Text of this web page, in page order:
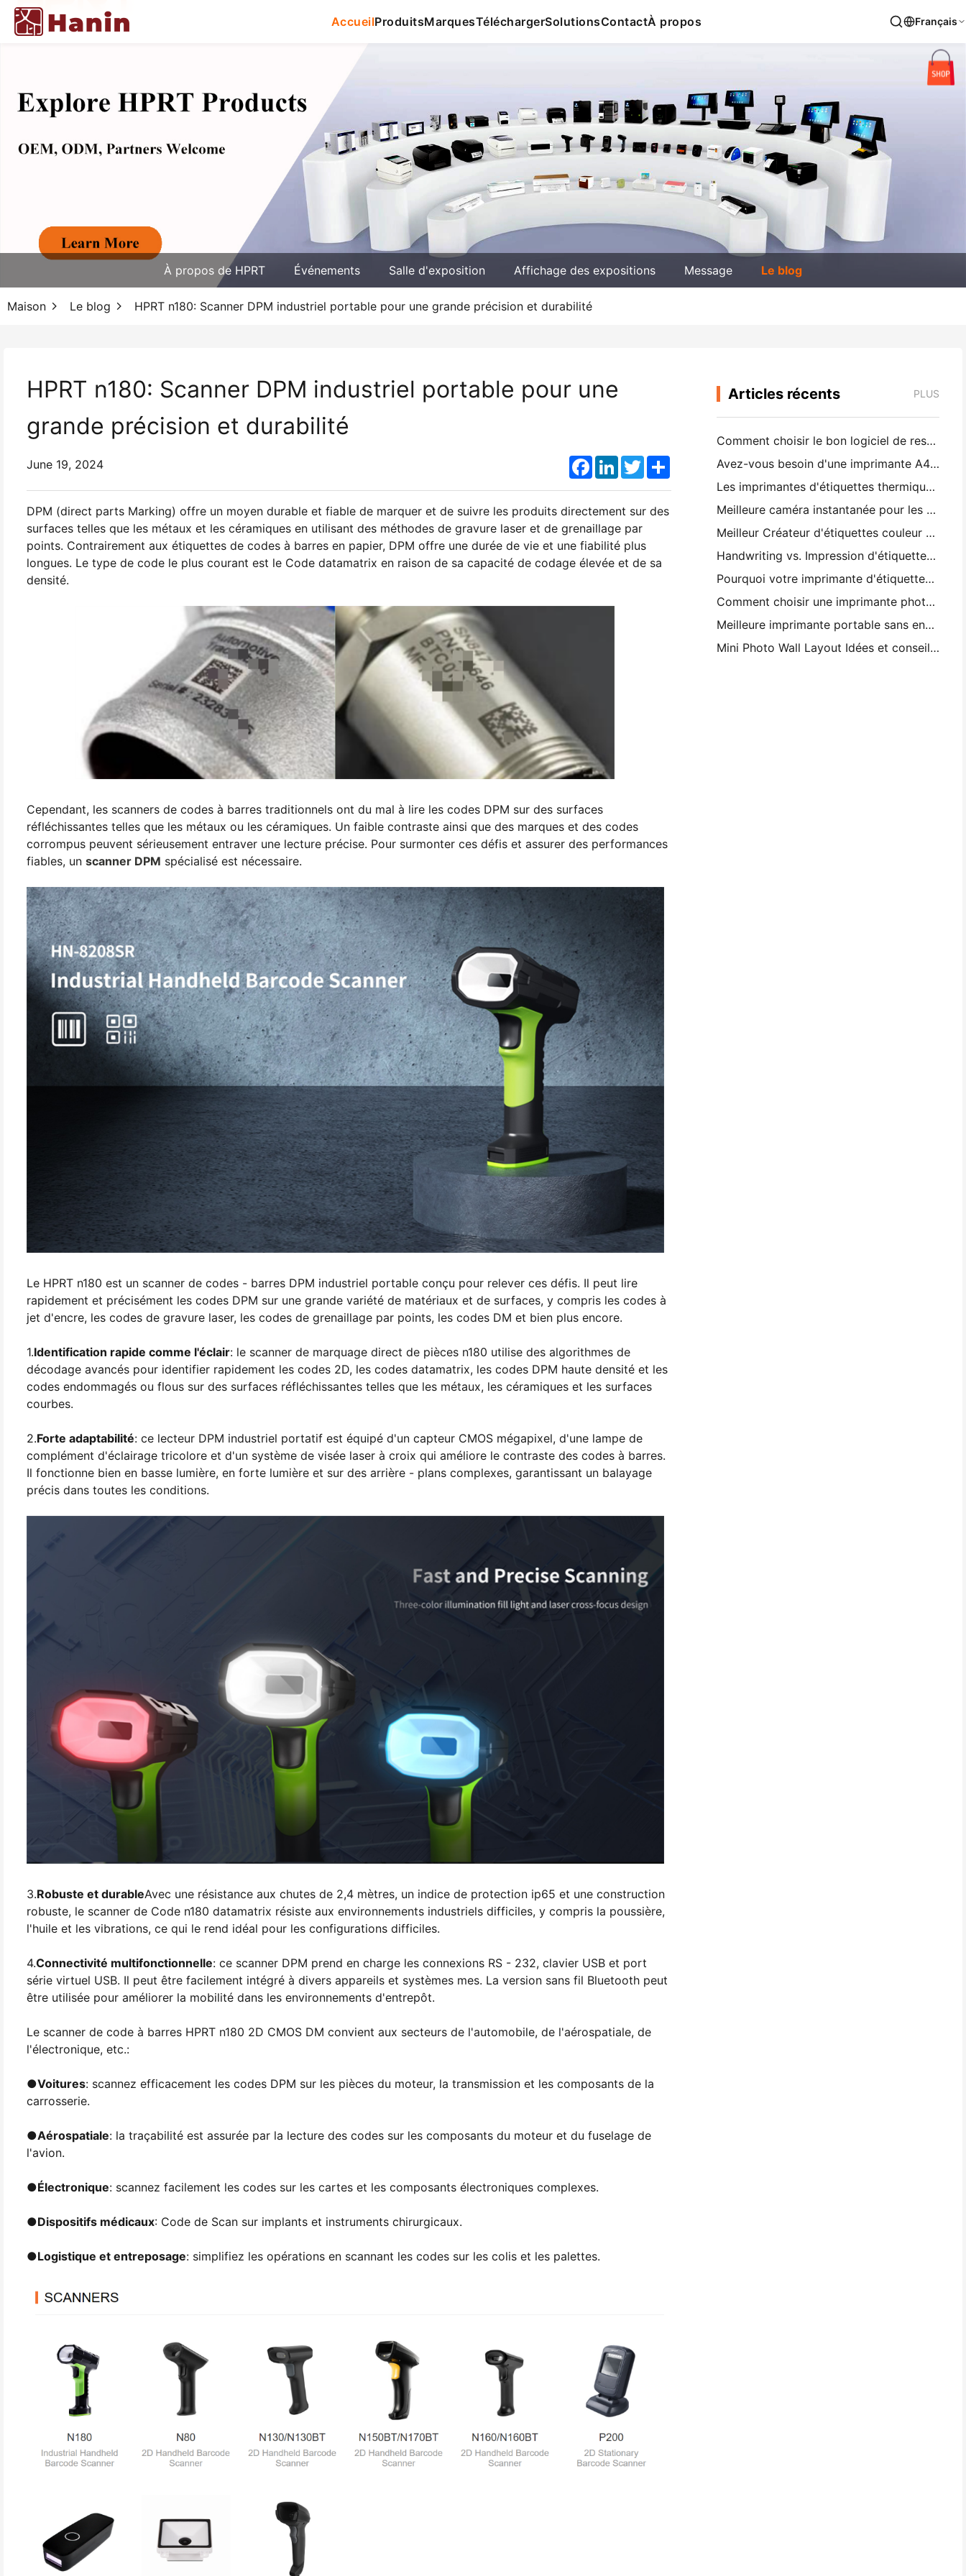
AccueilProduitsMarquesTéléchargerSolutionsContactÀ propos Français
À propos de HPRT Événements Salle d'exposition Affichage des expositions Message Le blog
Maison Le blog HPRT n180: Scanner DPM industriel portable pour une grande précision et durabilité
HPRT n180: Scanner DPM industriel portable pour une
grande précision et durabilité
June 19, 2024 Facebook
LinkedInTwitterShare
DPM (direct parts Marking) offre un moyen durable et fiable de marquer et de suivre les produits directement sur des
surfaces telles que les métaux et les céramiques en utilisant des méthodes de gravure laser et de grenaillage par
points. Contrairement aux étiquettes de codes à barres en papier, DPM offre une durée de vie et une fiabilité plus
longues. Le type de code le plus courant est le Code datamatrix en raison de sa capacité de codage élevée et de sa
densité.
Cependant, les scanners de codes à barres traditionnels ont du mal à lire les codes DPM sur des surfaces
réfléchissantes telles que les métaux ou les céramiques. Un faible contraste ainsi que des marques et des codes
corrompus peuvent sérieusement entraver une lecture précise. Pour surmonter ces défis et assurer des performances
fiables, un scanner DPM spécialisé est nécessaire.
Le HPRT n180 est un scanner de codes - barres DPM industriel portable conçu pour relever ces défis. Il peut lire
rapidement et précisément les codes DPM sur une grande variété de matériaux et de surfaces, y compris les codes à
jet d'encre, les codes de gravure laser, les codes de grenaillage par points, les codes DM et bien plus encore.
1.Identification rapide comme l'éclair: le scanner de marquage direct de pièces n180 utilise des algorithmes de
décodage avancés pour identifier rapidement les codes 2D, les codes datamatrix, les codes DPM haute densité et les
codes endommagés ou flous sur des surfaces réfléchissantes telles que les métaux, les céramiques et les surfaces
courbes.
2.Forte adaptabilité: ce lecteur DPM industriel portatif est équipé d'un capteur CMOS mégapixel, d'une lampe de
complément d'éclairage tricolore et d'un système de visée laser à croix qui améliore le contraste des codes à barres.
Il fonctionne bien en basse lumière, en forte lumière et sur des arrière - plans complexes, garantissant un balayage
précis dans toutes les conditions.
3.Robuste et durableAvec une résistance aux chutes de 2,4 mètres, un indice de protection ip65 et une construction
robuste, le scanner de Code n180 datamatrix résiste aux environnements industriels difficiles, y compris la poussière,
l'huile et les vibrations, ce qui le rend idéal pour les configurations difficiles.
4.Connectivité multifonctionnelle: ce scanner DPM prend en charge les connexions RS - 232, clavier USB et port
série virtuel USB. Il peut être facilement intégré à divers appareils et systèmes mes. La version sans fil Bluetooth peut
être utilisée pour améliorer la mobilité dans les environnements d'entrepôt.
Le scanner de code à barres HPRT n180 2D CMOS DM convient aux secteurs de l'automobile, de l'aérospatiale, de
l'électronique, etc.:
●Voitures: scannez efficacement les codes DPM sur les pièces du moteur, la transmission et les composants de la
carrosserie.
●Aérospatiale: la traçabilité est assurée par la lecture des codes sur les composants du moteur et du fuselage de
l'avion.
●Électronique: scannez facilement les codes sur les cartes et les composants électroniques complexes.
●Dispositifs médicaux: Code de Scan sur implants et instruments chirurgicaux.
●Logistique et entreposage: simplifiez les opérations en scannant les codes sur les colis et les palettes.
Articles récents PLUS
Comment choisir le bon logiciel de restaurant pour votre petit ou moyen restaurant
Avez-vous besoin d'une imprimante A4 portable pour les factures d'entrepôt? Ce qui fonctionne réellement
Les imprimantes d'étiquettes thermiques peuvent-elles fabriquer des étiquettes imperméables pour les produits des petites entreprises?
Meilleure caméra instantanée pour les débutants qui ne veulent pas gaspiller du papier
Meilleur Créateur d'étiquettes couleur pour le journaling et le scrapbooking: ajouter plus de couleur à chaque page
Handwriting vs. Impression d'étiquettes d'expédition: conseils pour les petites entreprises en 2026
Pourquoi votre imprimante d'étiquettes continue-t-elle à brouiller?
Comment choisir une imprimante photo de poche: un guide complet pour les utilisateurs de journaux, de voyages et d'iPhone
Meilleure imprimante portable sans encre pour les voyages, l'école et le travail mobile: Hanin MT620 Pro Review
Mini Photo Wall Layout Idées et conseils pour la décoration de la chambre à coucher et du dortoir